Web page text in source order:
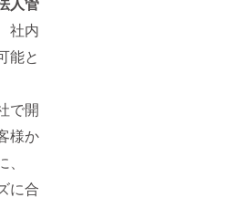
社内
能と
で開
様か
に合